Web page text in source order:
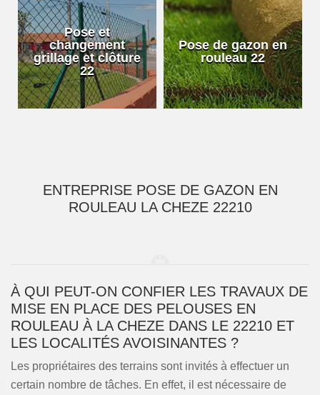
Pose et
changement
grillage et clôture
22
Pose de gazon en
rouleau 22
ENTREPRISE POSE DE GAZON EN
ROULEAU LA CHEZE 22210
À QUI PEUT-ON CONFIER LES TRAVAUX DE
MISE EN PLACE DES PELOUSES EN
ROULEAU À LA CHEZE DANS LE 22210 ET
LES LOCALITÉS AVOISINANTES ?
Les propriétaires des terrains sont invités à effectuer un
certain nombre de tâches. En effet, il est nécessaire de